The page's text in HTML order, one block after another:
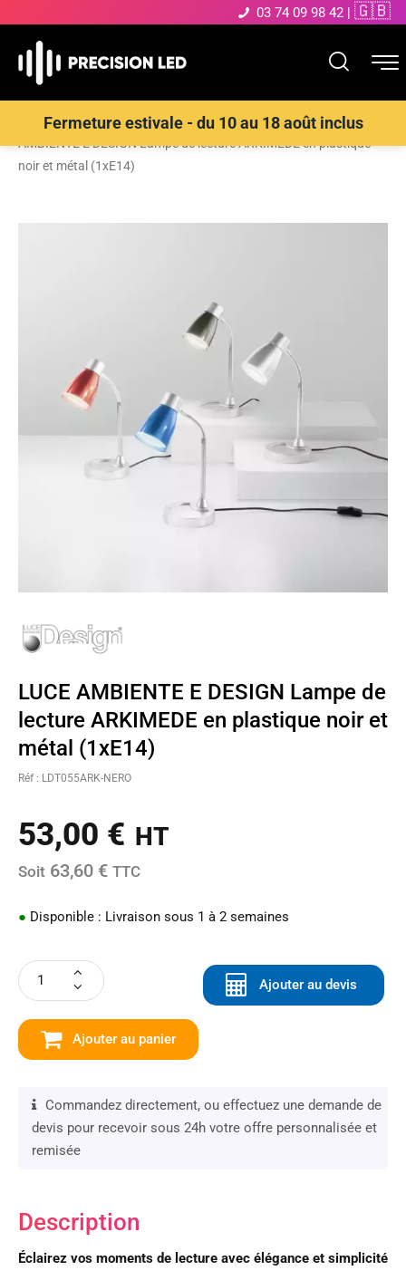
03 74 09 98 42 | 🇬🇧
Fermeture estivale - du 10 au 18 août inclus
Accueil>Boutique>Éclairage décoratif >Lampes de table>LUCE
AMBIENTE E DESIGN Lampe de lecture ARKIMEDE en plastique
noir et métal (1xE14)
LUCE AMBIENTE E DESIGN Lampe de
lecture ARKIMEDE en plastique noir et
métal (1xE14)
Réf : LDT055ARK-NERO
53,00 € HT
Soit 63,60 € TTC
● Disponible : Livraison sous 1 à 2 semaines
Ajouter au panier
Ajouter au devis
Commandez directement, ou effectuez une demande de
devis pour recevoir sous 24h votre offre personnalisée et
remisée
Description
Éclairez vos moments de lecture avec élégance et simplicité